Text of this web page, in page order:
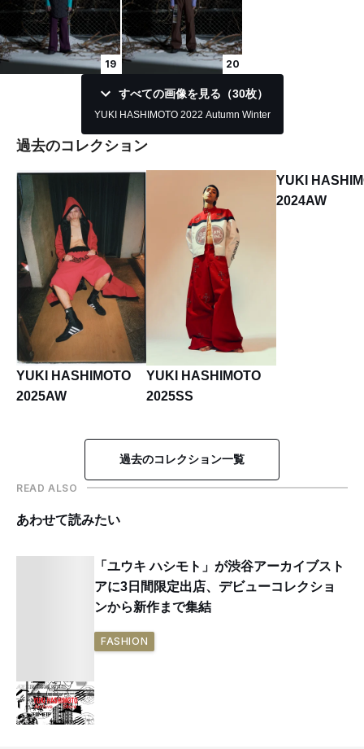
19 20
すべての画像を見る（30枚）
YUKI HASHIMOTO 2022 Autumn Winter
過去のコレクション
YUKI HASHIMOTO
2025AW
YUKI HASHIMOTO
2025SS
YUKI
2024AW
過去のコレクション一覧
READ ALSO
あわせて読みたい
「ユウキ ハシモト」が渋谷アーカイブスト
アに3日間限定出店、デビューコレクショ
ンから新作まで集結
FASHION